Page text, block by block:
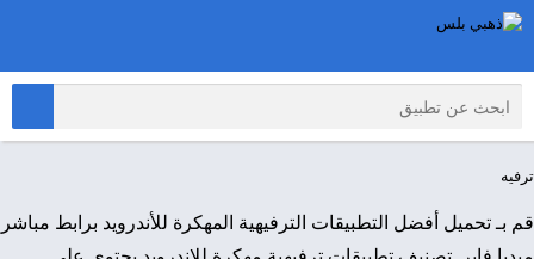
ترفيه
قم بـ تحميل أفضل التطبيقات الترفيهية المهكرة للأندرويد برابط مباشر